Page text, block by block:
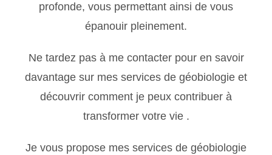
profonde, vous permettant ainsi de vous
épanouir pleinement.
Ne tardez pas à me contacter pour en savoir
davantage sur mes services de géobiologie et
découvrir comment je peux contribuer à
transformer votre vie .
Je vous propose mes services de géobiologie